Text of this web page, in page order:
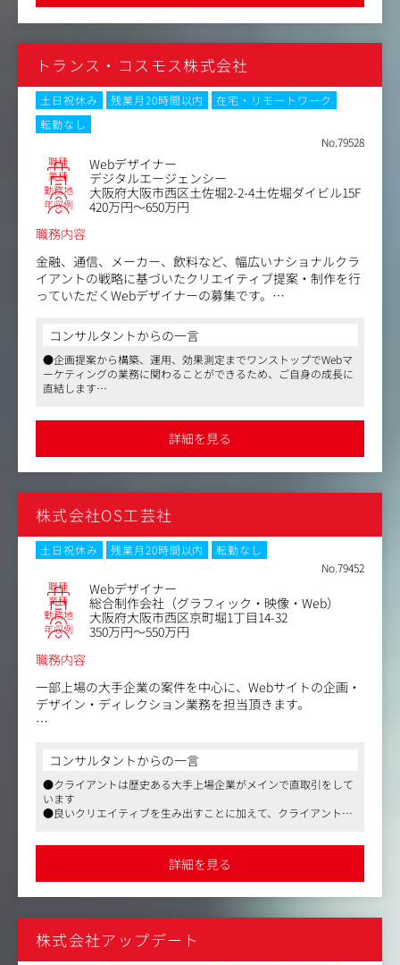
・デザインコンセプトの策定・設計からプロトタイプの制
作
・プロダクトマネージャー、エンジニアとの協働および意
思決定への関与
・ユーザー調査によるニーズの把握と整備
トランス・コスモス株式会社
土日祝休み 残業月20時間以内
在宅・リモートワーク
転勤なし
No.79528
職種 Webデザイナー
業種 デジタルエージェンシー
勤務地 大阪府大阪市西区土佐堀2-2-4土佐堀ダイビル15F
年収例
420万円～650万円
職務内容
金融、通信、メーカー、飲料など、幅広いナショナルクラ
イアントの戦略に基づいたクリエイティブ提案・制作を行
っていただくWebデザイナーの募集です。
＜具体的には＞
Webサイトの新規開発・運用・更新業務、LINE、SNSアカ
ウントの運用・更新業務においてのデザインディレクショ
ン、デザイン制作業務。
・スマホアプリ、WebサービスのUIデザイン
・UX設計からアウトプットまで、全体を網羅したデザイン
コンサルタントからの一言
●企画提案から構築、運用、効果測定までワンストップでWebマ
ーケティングの業務に関わることができるため、ご自身の成長に
直結します
●研修コンテンツ、プロジェクト内でのOJT等教育制度が充実し
ており、新しく入社される方もすぐに馴染めるよう配慮された社
風です
詳細を見る
株式会社OS工芸社
土日祝休み 残業月20時間以内
転勤なし
No.79452
職種 Webデザイナー
業種 総合制作会社（グラフィック・映像・Web）
勤務地 大阪府大阪市西区京町堀1丁目14-32
年収例
350万円～550万円
職務内容
一部上場の大手企業の案件を中心に、Webサイトの企画・
デザイン・ディレクション業務を担当頂きます。
・Webサイトの新規案件やリニューアル案件の企画・デザ
イン
・既存サイトの更新・デザイン
・提案時のワイヤーフレームの作成
・制作を進める上での窓口対応業務
ディレクタークラスとして入って頂けそうな方は、デザイ
など、広い職域を担って頂きます。
コンサルタントからの一言
●クライアントは歴史ある大手上場企業がメインで直取引をして
います
●良いクリエイティブを生み出すことに加えて、クライアントの
●取引歴も長いクライアントが多く、実績や関係値をしっかり構
築されておりますのでお仕事のコントロールがききやすく、過度
な残業はありません
詳細を見る
株式会社アップデート